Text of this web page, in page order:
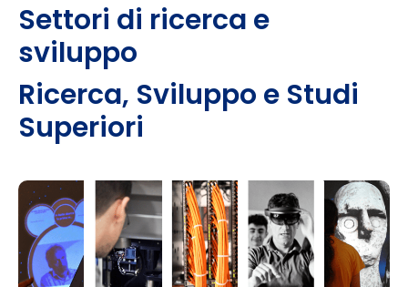
Settori di ricerca e
sviluppo​
Ricerca, Sviluppo e Studi
Superiori